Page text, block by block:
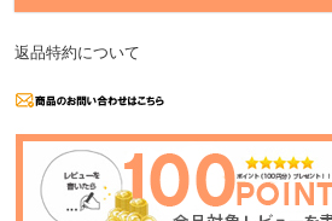
返品特約について